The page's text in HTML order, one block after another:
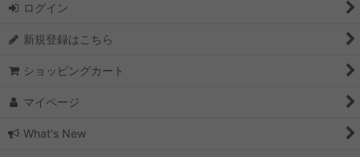
ログイン
新規登録はこちら
ショッピングカート
マイページ
What's New